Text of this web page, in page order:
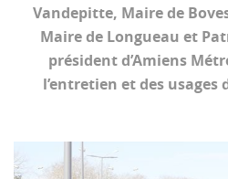
Vandepitte, Maire de
Maire de Longueau et
président d’Amiens
l’entretien et des usages